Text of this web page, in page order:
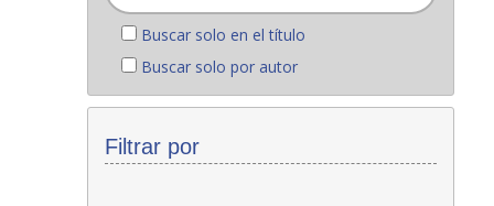
Buscar solo en el título
Buscar solo por autor
Filtrar por